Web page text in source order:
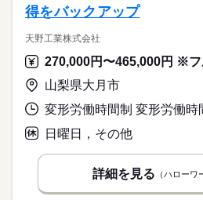
得をバックアップ
天野工業株式会社
山梨県大月市
日曜日，その他
詳細を見る （ハローワ